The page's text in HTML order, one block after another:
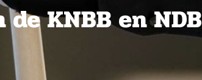
KNBB en NDB